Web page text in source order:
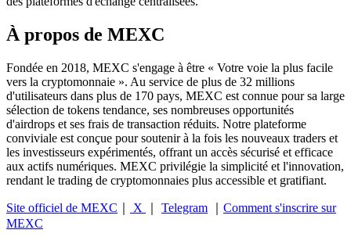
À propos de MEXC
Fondée en 2018, MEXC s'engage à être « Votre voie la plus facile
vers la cryptomonnaie ». Au service de plus de 32 millions
d'utilisateurs dans plus de 170 pays, MEXC est connue pour sa large
sélection de tokens tendance, ses nombreuses opportunités
d'airdrops et ses frais de transaction réduits. Notre plateforme
conviviale est conçue pour soutenir à la fois les nouveaux traders et
les investisseurs expérimentés, offrant un accès sécurisé et efficace
aux actifs numériques. MEXC privilégie la simplicité et l'innovation,
rendant le trading de cryptomonnaies plus accessible et gratifiant.
Site officiel de MEXC X Telegram
Comment s'inscrire sur
MEXC